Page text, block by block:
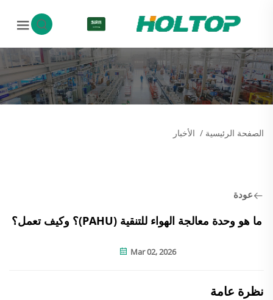
الصفحة الرئيسية / الأخبار
عودة
ما هو وحدة معالجة الهواء للتنقية (PAHU)؟ وكيف تعمل؟
Mar 02, 2026
نظرة عامة